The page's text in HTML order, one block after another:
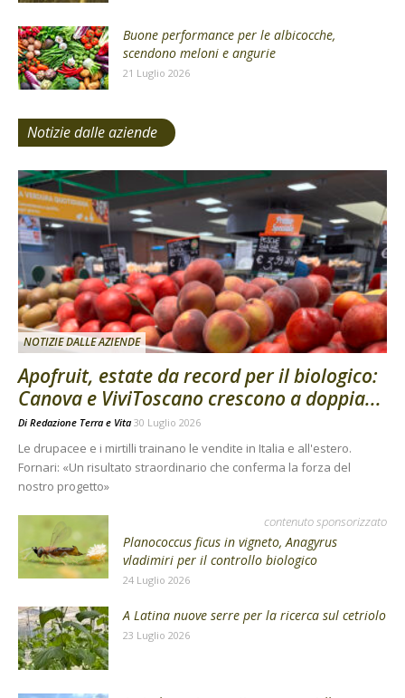
Buone performance per le albicocche,
scendono meloni e angurie
21 Luglio 2026
Notizie dalle aziende
NOTIZIE DALLE AZIENDE
Apofruit, estate da record per il biologico:
Canova e ViviToscano crescono a doppia...
Di Redazione Terra e Vita 30 Luglio 2026
Le drupacee e i mirtilli trainano le vendite in Italia e all'estero.
Fornari: «Un risultato straordinario che conferma la forza del
nostro progetto»
contenuto sponsorizzato
Planococcus ficus in vigneto, Anagyrus
vladimiri per il controllo biologico
24 Luglio 2026
A Latina nuove serre per la ricerca sul cetriolo
23 Luglio 2026